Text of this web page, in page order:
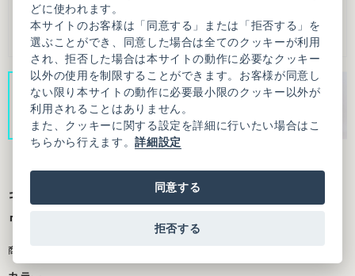
キュプラコットンローンナチュラルトリプル
ワッシャー ティアード スカート
商品番号：3101SK009261F20
どに使われます。
本サイトのお客様は「同意する」または「拒否する」を
選ぶことができ、同意した場合は全てのクッキーが利用
され、拒否した場合は本サイトの動作に必要なクッキー
以外の使用を制限することができます。お客様が同意し
ない限り本サイトの動作に必要最小限のクッキー以外が
利用されることはありません。
また、クッキーに関する設定を詳細に行いたい場合はこ
ちらから行えます。詳細設定
同意する
拒否する